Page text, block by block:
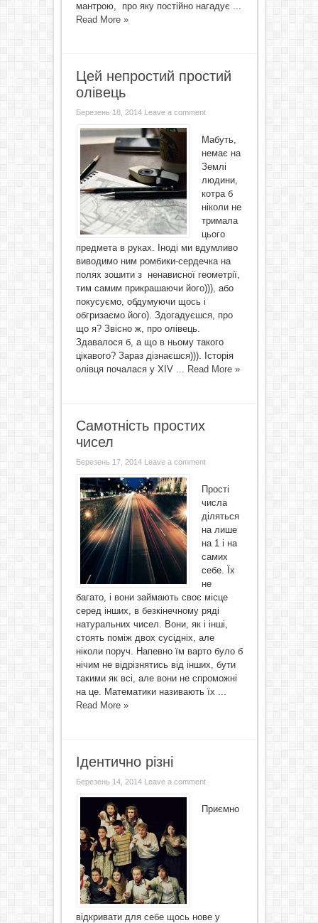
мантрою, про яку постійно нагадує ...
Read More »
Цей непростий простий
олівець
Березень 18, 2014 Leave a comment
Мабуть,
немає на
Землі
людини,
котра б
ніколи не
тримала
цього
предмета в руках. Іноді ми вдумливо
виводимо ним ромбики-сердечка на
полях зошити з ненависної геометрії,
тим самим прикрашаючи його))), або
покусуємо, обдумуючи щось і
обгризаємо його). Здогадуєшся, про
що я? Звісно ж, про олівець.
Здавалося б, а що в ньому такого
цікавого? Зараз дізнаєшся))). Історія
олівця почалася у XIV ... Read More »
Самотність простих
чисел
Березень 17, 2014 Leave a comment
Прості
числа
діляться
на лише
на 1 і на
самих
себе. Їх
не
багато, і вони займають своє місце
серед інших, в безкінечному ряді
натуральних чисел. Вони, як і інші,
стоять поміж двох сусідніх, але
ніколи поруч. Напевно їм варто було б
нічим не відрізнятись від інших, бути
такими як всі, але вони не спроможні
на це. Математики називають їх ...
Read More »
Ідентично різні
Березень 14, 2014 Leave a comment
Приємно
відкривати для себе щось нове у